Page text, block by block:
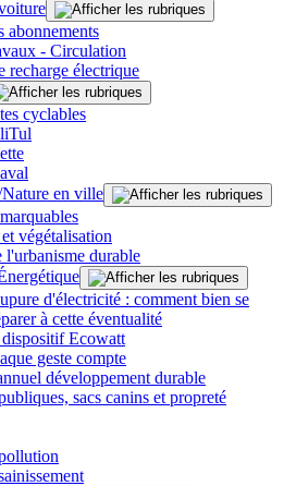
abonnements
- Circulation
recharge électrique
cyclables
en ville
végétalisation
l'urbanisme durable
d'électricité : comment bien se
à cette éventualité
Ecowatt
geste compte
développement durable
sacs canins et propreté